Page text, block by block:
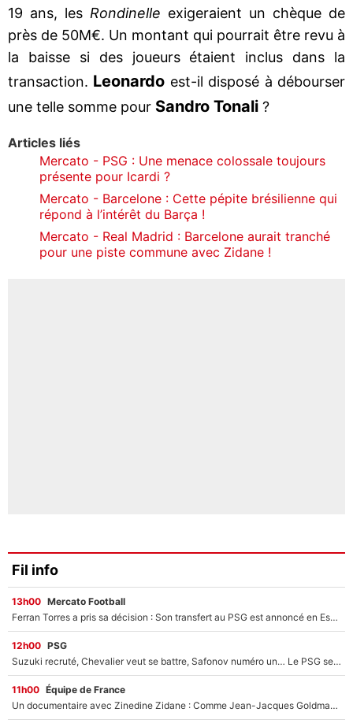
19 ans, les Rondinelle exigeraient un chèque de
près de 50M€. Un montant qui pourrait être revu à
la baisse si des joueurs étaient inclus dans la
transaction. Leonardo est-il disposé à débourser
une telle somme pour Sandro Tonali ?
Articles liés
Mercato - PSG : Une menace colossale toujours
présente pour Icardi ?
Mercato - Barcelone : Cette pépite brésilienne qui
répond à l’intérêt du Barça !
Mercato - Real Madrid : Barcelone aurait tranché
pour une piste commune avec Zidane !
Fil info
13h00 Mercato Football
Ferran Torres a pris sa décision : Son transfert au PSG est annoncé en Espagne !
12h00 PSG
Suzuki recruté, Chevalier veut se battre, Safonov numéro un… Le PSG se lance encore dans un gros chantier pour le poste de gardien de but
11h00 Équipe de France
Un documentaire avec Zinedine Zidane : Comme Jean-Jacques Goldman et Mylène Farmer, le nouveau sélectionneur de l'équipe de France a recalé une journaliste très connue